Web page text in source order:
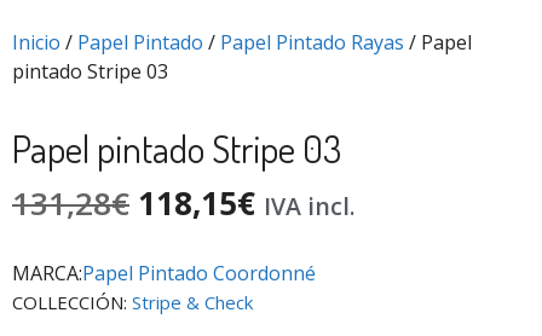
Inicio / Papel Pintado / Papel Pintado Rayas / Papel
pintado Stripe 03
Papel pintado Stripe 03
131,28€ 118,15€ IVA incl.
MARCA:Papel Pintado Coordonné
COLLECCIÓN: Stripe & Check